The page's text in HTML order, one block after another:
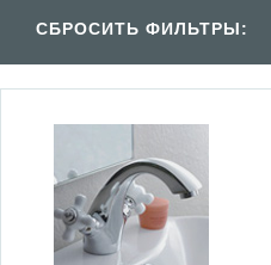
СБРОСИТЬ ФИЛЬТРЫ: